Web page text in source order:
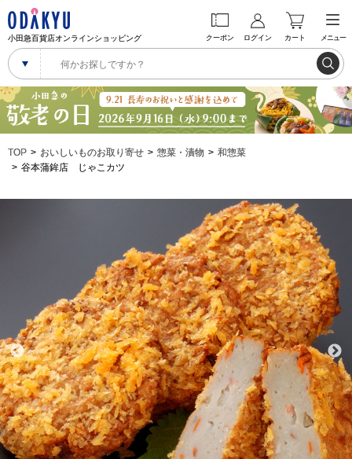
小田急百貨店オンラインショッピング クーポン ログイン カート メニュー
TOP おいしいものお取り寄せ 惣菜・漬物
和惣菜
谷本蒲鉾店 じゃこカツ